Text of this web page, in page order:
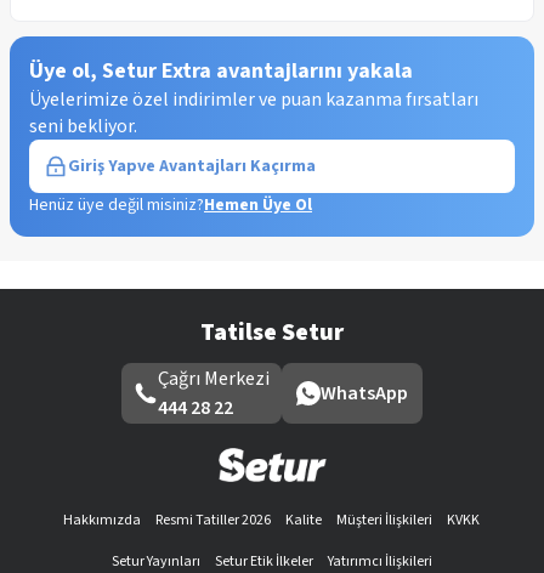
Üye ol, Setur Extra avantajlarını yakala
Üyelerimize özel indirimler ve puan kazanma fırsatları
seni bekliyor.
Giriş Yapve Avantajları Kaçırma
Henüz üye değil misiniz?Hemen Üye Ol
Tatilse Setur
Çağrı Merkezi
444 28 22
WhatsApp
Hakkımızda Resmi Tatiller 2026 Kalite Müşteri İlişkileri
KVKK
Setur Yayınları
Setur Etik İlkeler
Yatırımcı İlişkileri